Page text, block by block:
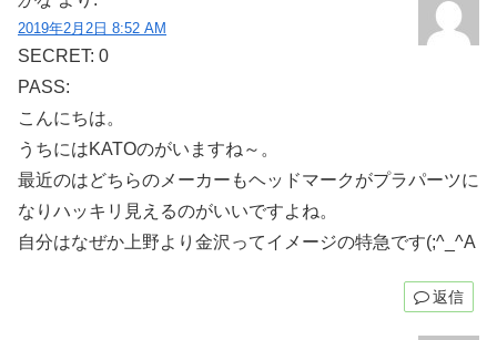
2019年2月2日 8:52 AM
SECRET: 0
PASS:
こんにちは。
うちにはKATOのがいますね～。
最近のはどちらのメーカーもヘッドマークがプラパーツに
なりハッキリ見えるのがいいですよね。
自分はなぜか上野より金沢ってイメージの特急です(;^_^A
返信